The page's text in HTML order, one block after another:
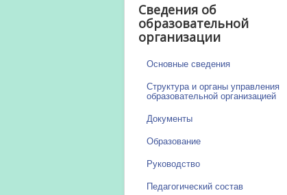
Сведения об
образовательной
организации
Основные сведения
Структура и органы управления
образовательной организацией
Документы
Образование
Руководство
Педагогический состав